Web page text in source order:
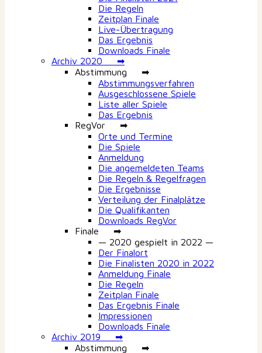
Die Regeln
Zeitplan Finale
Live-Übertragung
Das Ergebnis
Downloads Finale
Archiv 2020 ➡
Abstimmung ➡
Abstimmungsverfahren
Ausgeschlossene Spiele
Liste aller Spiele
Das Ergebnis
RegVor ➡
Orte und Termine
Die Spiele
Anmeldung
Die angemeldeten Teams
Die Regeln & Regelfragen
Die Ergebnisse
Verteilung der Finalplätze
Die Qualifikanten
Downloads RegVor
Finale ➡
— 2020 gespielt in 2022 —
Der Finalort
Die Finalisten 2020 in 2022
Anmeldung Finale
Die Regeln
Zeitplan Finale
Das Ergebnis Finale
Impressionen
Downloads Finale
Archiv 2019 ➡
Abstimmung ➡